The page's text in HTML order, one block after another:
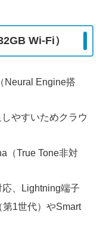
Wi‑Fi）
Neural Engine搭
やすいためクラウ
（True Tone非対
、Lightning端子
1世代）やSmart